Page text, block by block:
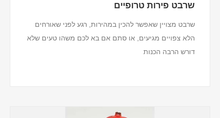
שרבט פירות טרופיים
שרבט מצויין שאפשר להכין במהירות, רגע לפני שאורחים
הלא צפויים מגיעים, או סתם אם בא לכם משהו טעים שלא
דורש הרבה הכנות